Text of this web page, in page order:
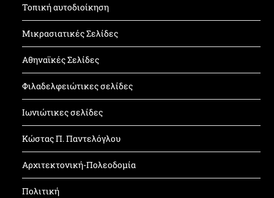
Τοπική αυτοδιοίκηση
Μικρασιατικές Σελίδες
Αθηναϊκές Σελίδες
Φιλαδελφειώτικες σελίδες
Ιωνιώτικες σελίδες
Κώστας Π. Παντελόγλου
Αρχιτεκτονική-Πολεοδομία
Πολιτική